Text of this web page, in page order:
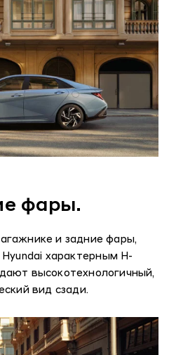
фары.
и задние фары,
характерным H-
высокотехнологичный,
вид сзади.